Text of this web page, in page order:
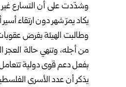
وشدّدت على أن التسارع
يكاد يمرّ شهر دون ارتقاء
وطالبت الهيئة بفرض
من أجله، وتنهي حالة العجز
بفعل دعم قوى دولية